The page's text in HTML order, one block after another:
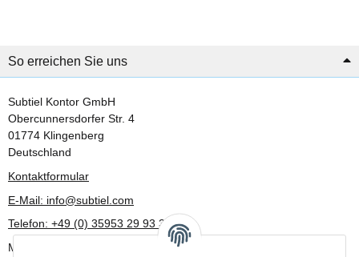
So erreichen Sie uns
Subtiel Kontor GmbH
Obercunnersdorfer Str. 4
01774 Klingenberg
Deutschland
Kontaktformular
E-Mail: info@subtiel.com
Telefon: +49 (0) 35953 29 93 30
Mo-Fr: 8:00 Uhr - 17:00 Uhr